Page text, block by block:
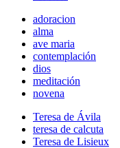
adoracion
alma
ave maria
contemplación
dios
meditación
novena
Teresa de Ávila
teresa de calcuta
Teresa de Lisieux